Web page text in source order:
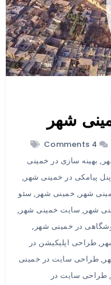
شهر
4 Comments
, بهینه سازی در خمینی
پنل پیامکی در خمینی شهر ,
شهر , خمینی شهر , سئو
شهر , سایت خمینی شهر ,
در خمینی شهر ,
, طراحی اپلیکیشن در
, طراحی سایت در خمینی
, طراحی سایت در